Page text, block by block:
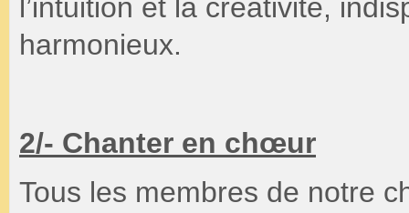
l’intuition et la créativité,
harmonieux.
2/- Chanter en chœur
Tous les membres de notre